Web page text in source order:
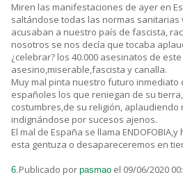
Miren las manifestaciones de ayer en
saltándose todas las normas sanitarias
acusaban a nuestro país de fascista,
nosotros se nos decía que tocaba
¿celebrar? los 40.000 asesinatos de
asesino,miserable,fascista y canalla.
Muy mal pinta nuestro futuro inmediato
españoles los que reniegan de su
costumbres,de su religión, aplaudiendo
indignándose por sucesos ajenos.
El mal de España se llama
esta gentuza o desapareceremos en
6.Publicado por pasmao el 09/06/2020